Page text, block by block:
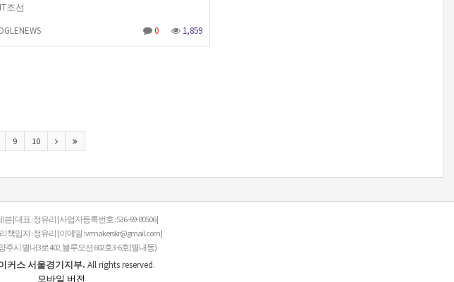
조선
0 1,859
9 10
| 대표 : 정유리 | 사업자등록번호 : 536-69-00506 |
책임자 : 정유리 | 이메일 : vrmakerskr@gmail.com |
주시 별내3로 402, 블루오션 602호3-6호(별내동)
커스 서울경기지부. All rights reserved.
모바일 버전